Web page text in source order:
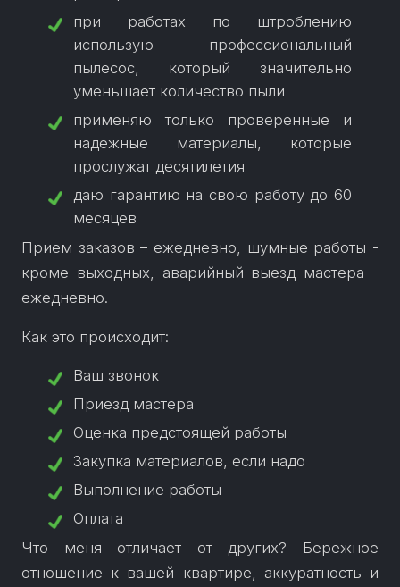
при работах по штроблению
использую профессиональный
пылесос, который значительно
уменьшает количество пыли
применяю только проверенные и
надежные материалы, которые
прослужат десятилетия
даю гарантию на свою работу до 60
Прием заказов – ежедневно, шумные работы -
кроме выходных, аварийный выезд мастера -
ежедневно.
Как это происходит:
Ваш звонок
Приезд мастера
Оценка предстоящей работы
Закупка материалов, если надо
Выполнение работы
Оплата
Что меня отличает от других? Бережное
отношение к вашей квартире, аккуратность и